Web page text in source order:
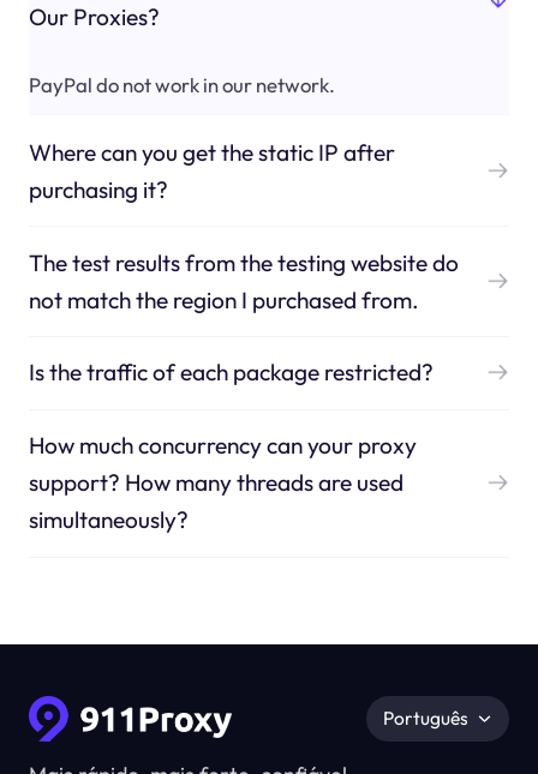
Our Proxies?
PayPal do not work in our network.
Where can you get the static IP after
purchasing it?
The test results from the testing website do
not match the region I purchased from.
Is the traffic of each package restricted?
How much concurrency can your proxy
support? How many threads are used
simultaneously?
Português